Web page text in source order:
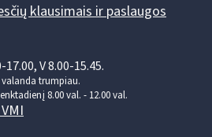
klausimais ir paslaugos
V 8.00-15.45.
valanda trumpiau.
8.00 val. - 12.00 val.